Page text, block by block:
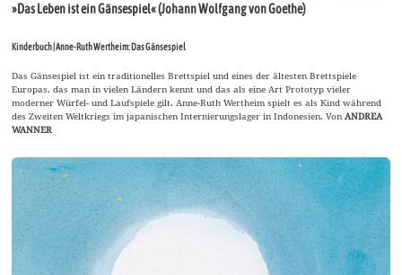
»Das Leben ist ein Gänsespiel« (Johann Wolfgang von Goethe)
Kinderbuch | Anne-Ruth Wertheim: Das Gänsespiel
Das Gänsespiel ist ein traditionelles Brettspiel und eines der ältesten Brettspiele
Europas, das man in vielen Ländern kennt und das als eine Art Prototyp vieler
moderner Würfel- und Laufspiele gilt. Anne-Ruth Wertheim spielt es als Kind während
des Zweiten Weltkriegs im japanischen Internierungslager in Indonesien. Von ANDREA
WANNER